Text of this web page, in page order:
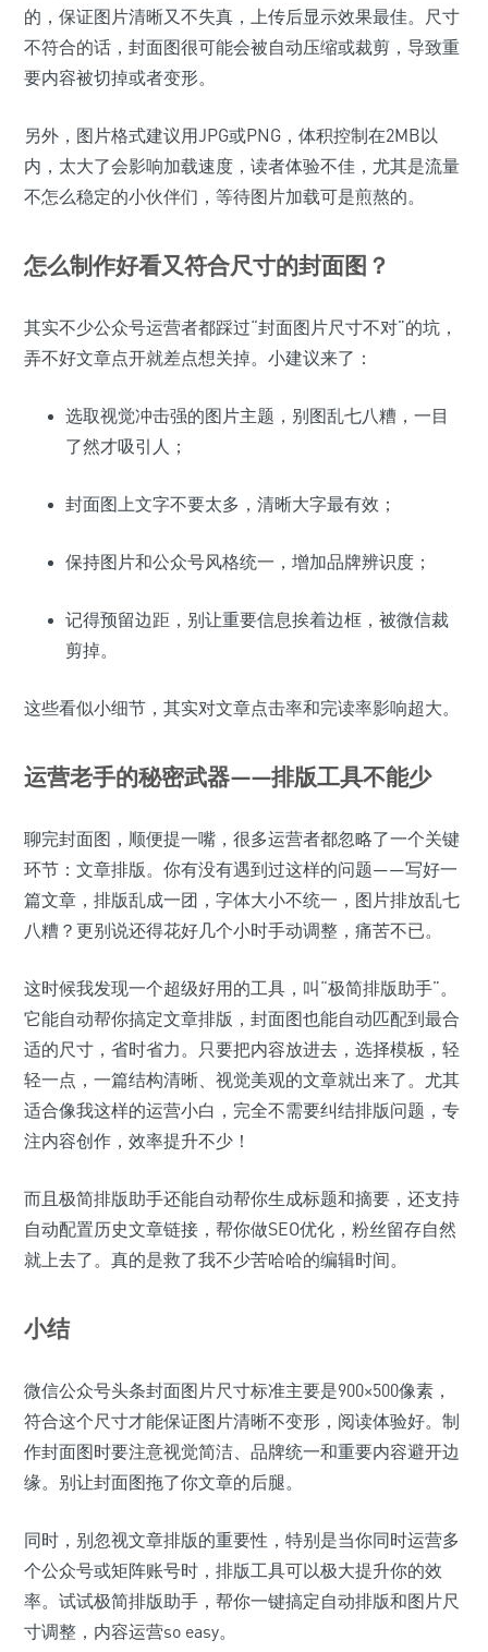
的，保证图片清晰又不失真，上传后显示效果最佳。尺寸
不符合的话，封面图很可能会被自动压缩或裁剪，导致重
要内容被切掉或者变形。
另外，图片格式建议用JPG或PNG，体积控制在2MB以
内，太大了会影响加载速度，读者体验不佳，尤其是流量
不怎么稳定的小伙伴们，等待图片加载可是煎熬的。
怎么制作好看又符合尺寸的封面图？
其实不少公众号运营者都踩过“封面图片尺寸不对”的坑，
弄不好文章点开就差点想关掉。小建议来了：
选取视觉冲击强的图片主题，别图乱七八糟，一目
了然才吸引人；
封面图上文字不要太多，清晰大字最有效；
保持图片和公众号风格统一，增加品牌辨识度；
记得预留边距，别让重要信息挨着边框，被微信裁
剪掉。
这些看似小细节，其实对文章点击率和完读率影响超大。
运营老手的秘密武器——排版工具不能少
聊完封面图，顺便提一嘴，很多运营者都忽略了一个关键
环节：文章排版。你有没有遇到过这样的问题——写好一
篇文章，排版乱成一团，字体大小不统一，图片排放乱七
八糟？更别说还得花好几个小时手动调整，痛苦不已。
这时候我发现一个超级好用的工具，叫“极简排版助手”。
它能自动帮你搞定文章排版，封面图也能自动匹配到最合
适的尺寸，省时省力。只要把内容放进去，选择模板，轻
轻一点，一篇结构清晰、视觉美观的文章就出来了。尤其
适合像我这样的运营小白，完全不需要纠结排版问题，专
注内容创作，效率提升不少！
而且极简排版助手还能自动帮你生成标题和摘要，还支持
自动配置历史文章链接，帮你做SEO优化，粉丝留存自然
就上去了。真的是救了我不少苦哈哈的编辑时间。
小结
微信公众号头条封面图片尺寸标准主要是900×500像素，
符合这个尺寸才能保证图片清晰不变形，阅读体验好。制
作封面图时要注意视觉简洁、品牌统一和重要内容避开边
缘。别让封面图拖了你文章的后腿。
同时，别忽视文章排版的重要性，特别是当你同时运营多
个公众号或矩阵账号时，排版工具可以极大提升你的效
率。试试极简排版助手，帮你一键搞定自动排版和图片尺
寸调整，内容运营so easy。